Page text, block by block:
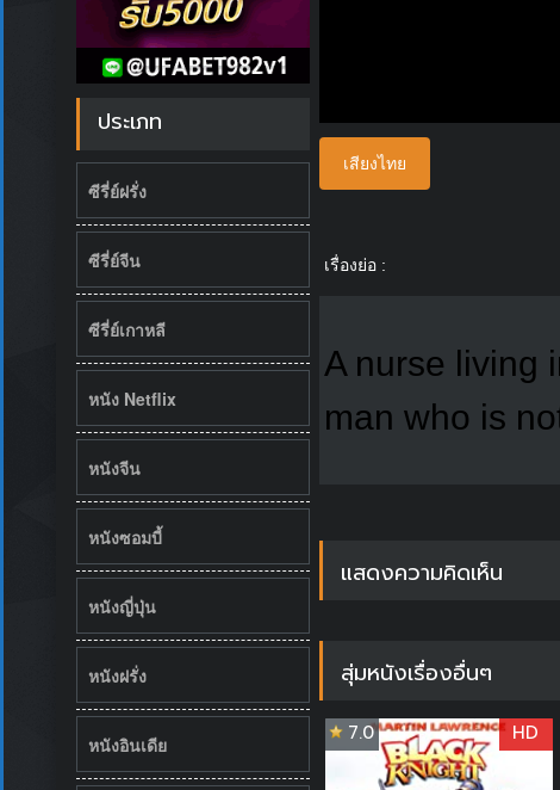
ประเภท
ซีรี่ย์ฝรั่ง
ซีรี่ย์จีน
ซีรี่ย์เกาหลี
หนัง Netflix
หนังจีน
หนังซอมบี้
หนังญี่ปุ่น
หนังฝรั่ง
หนังอินเดีย
เสียงไทย
เรื่องย่อ :
A nurse living
man who is
แสดงความคิดเห็น
สุ่มหนังเรื่องอื่นๆ
7.0 HD